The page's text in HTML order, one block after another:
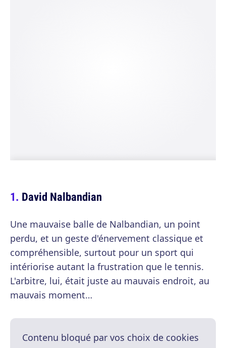
David Nalbandian
Une mauvaise balle de Nalbandian, un point
perdu, et un geste d'énervement classique et
compréhensible, surtout pour un sport qui
intériorise autant la frustration que le tennis.
L'arbitre, lui, était juste au mauvais endroit, au
mauvais moment…
Contenu bloqué par vos choix de cookies